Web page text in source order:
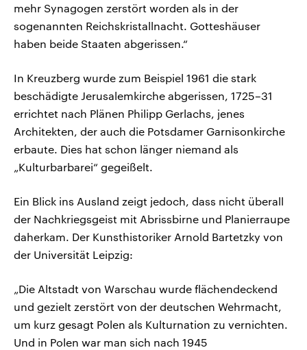
mehr Synagogen zerstört worden als in der
sogenannten Reichskristallnacht. Gotteshäuser
haben beide Staaten abgerissen.“
In Kreuzberg wurde zum Beispiel 1961 die stark
beschädigte Jerusalemkirche abgerissen, 1725–31
errichtet nach Plänen Philipp Gerlachs, jenes
Architekten, der auch die Potsdamer Garnisonkirche
erbaute. Dies hat schon länger niemand als
„Kulturbarbarei“ gegeißelt.
Ein Blick ins Ausland zeigt jedoch, dass nicht überall
der Nachkriegsgeist mit Abrissbirne und Planierraupe
daherkam. Der Kunsthistoriker Arnold Bartetzky von
der Universität Leipzig:
„Die Altstadt von Warschau wurde flächendeckend
und gezielt zerstört von der deutschen Wehrmacht,
um kurz gesagt Polen als Kulturnation zu vernichten.
Und in Polen war man sich nach 1945